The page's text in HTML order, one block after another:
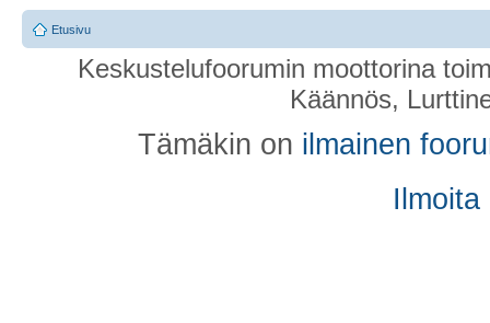
Etusivu
Keskustelufoorumin moottorina
Käännös,
Tämäkin on ilmainen